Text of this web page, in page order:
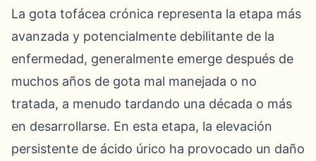
La gota tofácea crónica representa la etapa más
avanzada y potencialmente debilitante de la
enfermedad, generalmente emerge después de
muchos años de gota mal manejada o no
tratada, a menudo tardando una década o más
en desarrollarse. En esta etapa, la elevación
persistente de ácido úrico ha provocado un daño